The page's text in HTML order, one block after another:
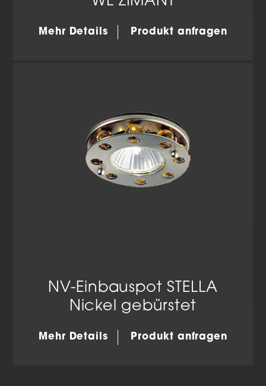
Mehr Details Produkt anfragen
NV-Einbauspot STELLA
Nickel gebürstet
Mehr Details Produkt anfragen